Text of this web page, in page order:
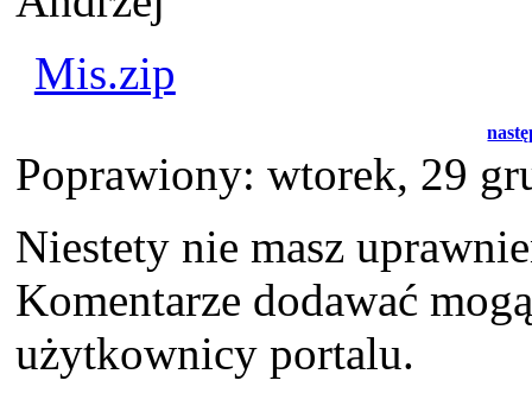
Mis.zip
Poprawiony: wtorek, 29
Niestety nie masz
Komentarze dodawać
użytkownicy portalu.